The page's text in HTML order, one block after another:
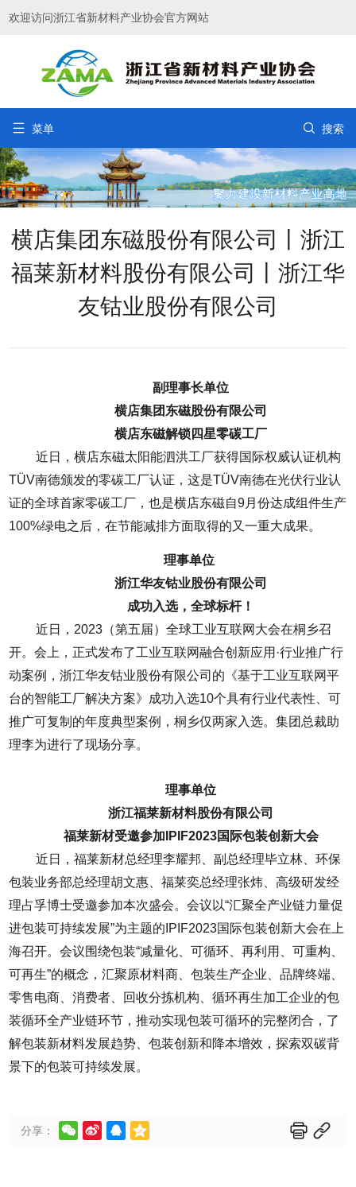
欢迎访问浙江省新材料产业协会官方网站
 菜单  搜索
横店集团东磁股份有限公司丨浙江
福莱新材料股份有限公司丨浙江华
友钴业股份有限公司
副理事长单位
横店集团东磁股份有限公司
横店东磁解锁四星零碳工厂
近日，横店东磁太阳能泗洪工厂获得国际权威认证机构
TÜV南德颁发的零碳工厂认证，这是TÜV南德在光伏行业认
证的全球首家零碳工厂，也是横店东磁自9月份达成组件生产
100%绿电之后，在节能减排方面取得的又一重大成果。
理事单位
浙江华友钴业股份有限公司
成功入选，全球标杆！
近日，2023（第五届）全球工业互联网大会在桐乡召
开。会上，正式发布了工业互联网融合创新应用·行业推广行
动案例，浙江华友钴业股份有限公司的《基于工业互联网平
台的智能工厂解决方案》成功入选10个具有行业代表性、可
推广可复制的年度典型案例，桐乡仅两家入选。集团总裁助
理李为进行了现场分享。
理事单位
浙江福莱新材料股份有限公司
福莱新材受邀参加IPIF2023国际包装创新大会
近日，福莱新材总经理李耀邦、副总经理毕立林、环保
包装业务部总经理胡文惠、福莱奕总经理张炜、高级研发经
理占孚博士受邀参加本次盛会。会议以“汇聚全产业链力量促
进包装可持续发展”为主题的IPIF2023国际包装创新大会在上
海召开。会议围绕包装“减量化、可循环、再利用、可重构、
可再生”的概念，汇聚原材料商、包装生产企业、品牌终端、
零售电商、消费者、回收分拣机构、循环再生加工企业的包
装循环全产业链环节，推动实现包装可循环的完整闭合，了
解包装新材料发展趋势、包装创新和降本增效，探索双碳背
景下的包装可持续发展。
分享：      